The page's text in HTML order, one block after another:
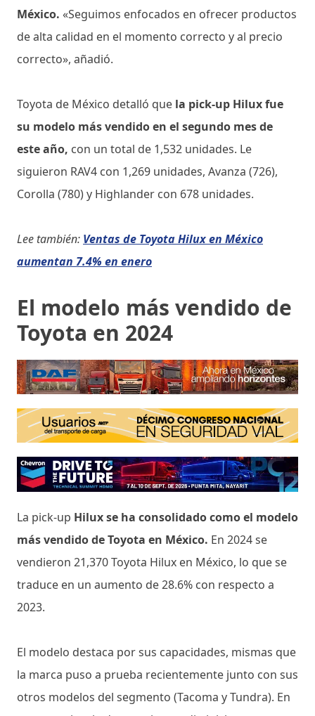
México. «Seguimos enfocados en ofrecer productos
de alta calidad en el momento correcto y al precio
correcto», añadió.
Toyota de México detalló que la pick-up Hilux fue
su modelo más vendido en el segundo mes de
este año, con un total de 1,532 unidades. Le
siguieron RAV4 con 1,269 unidades, Avanza (726),
Corolla (780) y Highlander con 678 unidades.
Lee también: Ventas de Toyota Hilux en México
aumentan 7.4% en enero
El modelo más vendido de
Toyota en 2024
La pick-up Hilux se ha consolidado como el modelo
más vendido de Toyota en México. En 2024 se
vendieron 21,370 Toyota Hilux en México, lo que se
traduce en un aumento de 28.6% con respecto a
2023.
El modelo destaca por sus capacidades, mismas que
la marca puso a prueba recientemente junto con sus
otros modelos del segmento (Tacoma y Tundra). En